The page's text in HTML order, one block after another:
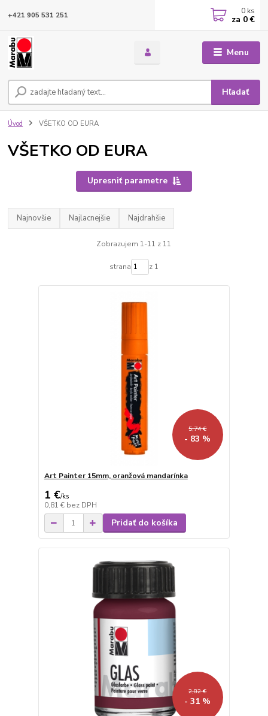
Menu
Hľadať
+421 905 531 251 0 ks
za 0 €
Úvod VŠETKO OD EURA
VŠETKO OD EURA
Upresniť parametre
Najnovšie Najlacnejšie Najdrahšie
Zobrazujem 1-11 z 11
strana z 1
5,74 €
- 83 %
Art Painter 15mm, oranžová mandarínka
1 €/ks
0,81 € bez DPH
Pridať do košíka
2,82 €
- 31 %